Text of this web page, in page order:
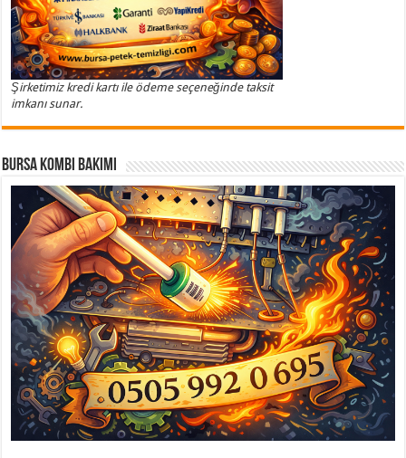
Şirketimiz kredi kartı ile ödeme seçeneğinde taksit
imkanı sunar.
Bursa Kombi Bakımı